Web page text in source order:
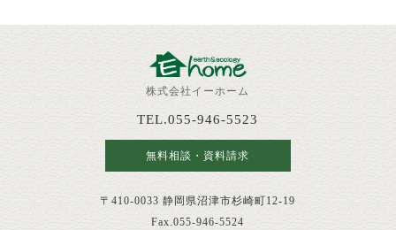
株式会社イーホーム
TEL.055-946-5523
無料相談・資料請求
〒410-0033 静岡県沼津市杉崎町12-19
Fax.055-946-5524